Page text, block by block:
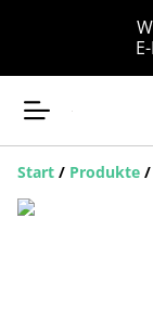
Start / Produkte /